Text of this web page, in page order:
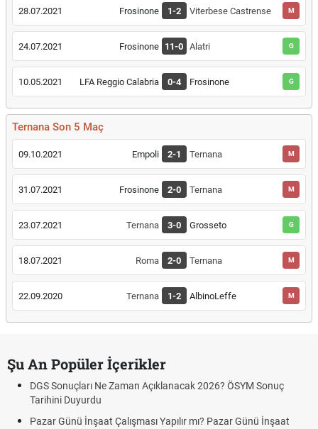
28.07.2021 Frosinone 1-2 Viterbese Castrense M
24.07.2021 Frosinone 11-0 Alatri G
10.05.2021 LFA Reggio Calabria 0-4 Frosinone G
Ternana Son 5 Maç
09.10.2021 Empoli 2-1 Ternana M
31.07.2021 Frosinone 2-0 Ternana M
23.07.2021 Ternana 3-0 Grosseto G
18.07.2021 Roma 2-0 Ternana M
22.09.2020 Ternana 1-2 AlbinoLeffe M
Şu An Popüler İçerikler
DGS Sonuçları Ne Zaman Açıklanacak 2026? ÖSYM Sonuç
Tarihini Duyurdu
Pazar Günü İnşaat Çalışması Yapılır mı? Pazar Günü İnşaat